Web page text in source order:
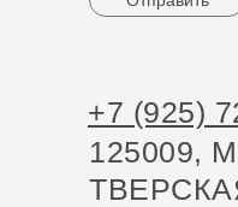
+7 (925)
125009,